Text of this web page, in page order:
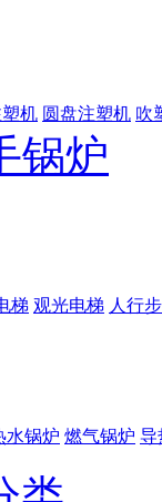
机 圆盘注塑机 吹
锅炉
梯 观光电梯 人行
水锅炉 燃气锅炉 导